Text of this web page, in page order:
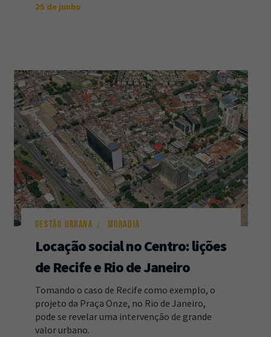
25 de junho
GESTÃO URBANA MORADIA
Locação social no Centro: lições
de Recife e Rio de Janeiro
Tomando o caso de Recife como exemplo, o
projeto da Praça Onze, no Rio de Janeiro,
pode se revelar uma intervenção de grande
valor urbano.